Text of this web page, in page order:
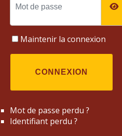
Maintenir la connexion
CONNEXION
Mot de passe perdu ?
Identifiant perdu ?